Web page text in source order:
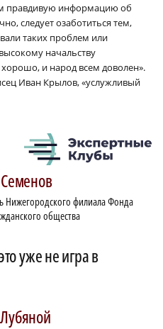
правдивую информацию об
следует озаботиться тем,
таких проблем или
начальству
и народ всем доволен».
Иван Крылов, «услужливый
Семенов
Нижегородского филиала Фонда
общества
уже не игра в
Лубяной